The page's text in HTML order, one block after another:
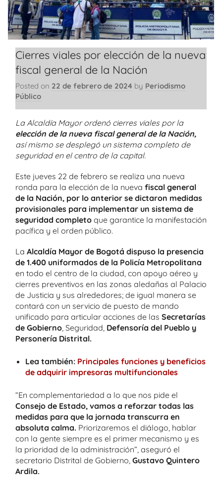
Cierres viales por elección de la nueva
fiscal general de la Nación
Posted on 22 de febrero de 2024 by Periodismo
Público
La Alcaldía Mayor ordenó cierres viales por la
elección de la nueva fiscal general de la Nación,
así mismo se desplegó un sistema completo de
seguridad en el centro de la capital.
Este jueves 22 de febrero se realiza una nueva
ronda para la elección de la nueva fiscal general
de la Nación, por lo anterior se dictaron medidas
provisionales para implementar un sistema de
seguridad completo que garantice la manifestación
pacífica y el orden público.
La Alcaldía Mayor de Bogotá dispuso la presencia
de 1.400 uniformados de la Policía Metropolitana
en todo el centro de la ciudad, con apoyo aéreo y
cierres preventivos en las zonas aledañas al Palacio
de Justicia y sus alrededores; de igual manera se
contará con un servicio de puesto de mando
unificado para articular acciones de las Secretarías
de Gobierno , Seguridad, Defensoría del Pueblo y
Personería Distrital.
Lea también: Principales funciones y beneficios
de adquirir impresoras multifuncionales
“En complementariedad a lo que nos pide el
Consejo de Estado, vamos a reforzar todas las
medidas para que la jornada transcurra en
absoluta calma. Priorizaremos el diálogo, hablar
con la gente siempre es el primer mecanismo y es
la prioridad de la administración”, aseguró el
secretario Distrital de Gobierno, Gustavo Quintero
Ardila.